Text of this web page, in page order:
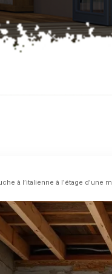
à l’italienne à l’étage d’une